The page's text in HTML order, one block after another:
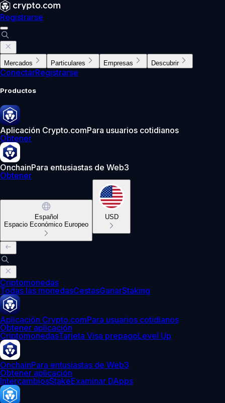
Registrarse
Mercados Particulares Empresas Descubrir
ConectarRegistrarse
Productos
Aplicación Crypto.comPara usuarios cotidianos
Obtener
OnchainPara entusiastas de Web3
Obtener
Español
Espacio Económico Europeo
USD
Criptomonedas
Todas las monedasCestasGanarStaking
Aplicación Crypto.comPara usuarios cotidianos
Obtener aplicación
CriptomonedasTarjeta Visa prepagoLevel Up
OnchainPara entusiastas de Web3
Obtener aplicación
IntercambiosStakeExaminar DApps